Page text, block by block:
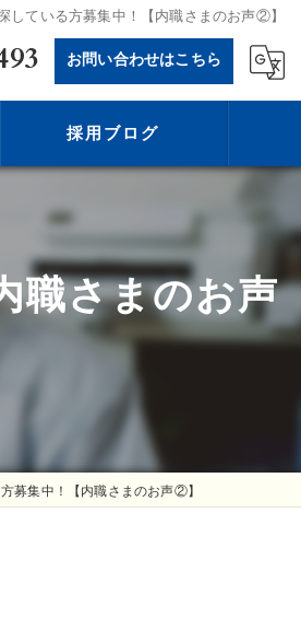
している方募集中！【内職さまのお声②】
お問い合わせはこちら
採用ブログ
職さまのお声
募集中！【内職さまのお声②】